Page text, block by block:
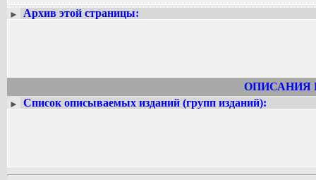
Уральском, «Современник». В
повестей «В ожидании первого
только его народ, но и все народы
заботливому, чуткому отношению к
Делегат VI съезда писателей РСФСР.
► Архив этой страницы:
ОПИСАНИЯ
► Список описываемых изданий (групп изданий):